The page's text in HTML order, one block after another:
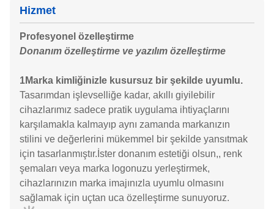
Hizmet
Profesyonel özelleştirme
Donanım özelleştirme ve yazılım özelleştirme
1Marka kimliğinizle kusursuz bir şekilde uyumlu.
Tasarımdan işlevselliğe kadar, akıllı giyilebilir
cihazlarımız sadece pratik uygulama ihtiyaçlarını
karşılamakla kalmayıp aynı zamanda markanızın
stilini ve değerlerini mükemmel bir şekilde yansıtmak
için tasarlanmıştır.İster donanım estetiği olsun,, renk
şemaları veya marka logonuzu yerleştirmek,
cihazlarınızın marka imajınızla uyumlu olmasını
sağlamak için uçtan uca özelleştirme sunuyoruz.